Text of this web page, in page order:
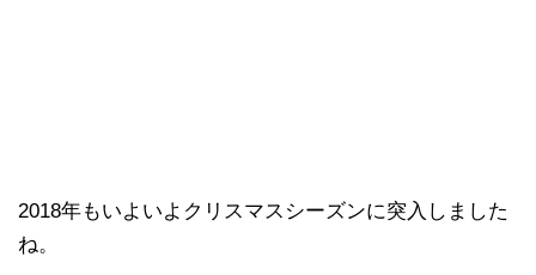
2018年もいよいよクリスマスシーズンに突入しました
ね。